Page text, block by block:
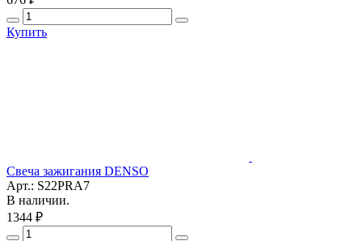
Купить
Свеча зажигания DENSO
Арт.: S22PRA7
В наличии.
1344 ₽